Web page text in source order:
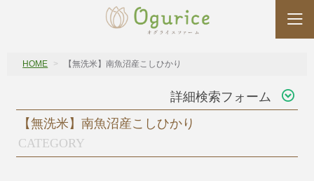
HOME 【無洗米】南魚沼産こしひかり
詳細検索フォーム
CATEGORY
【無洗米】南魚沼産こしひかり